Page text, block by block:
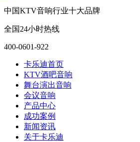
中国KTV音响行业十大品牌
全国24小时热线
400-0601-922
卡乐迪首页
KTV酒吧音响
舞台演出音响
会议音响
产品中心
成功案例
新闻资讯
关于卡乐迪